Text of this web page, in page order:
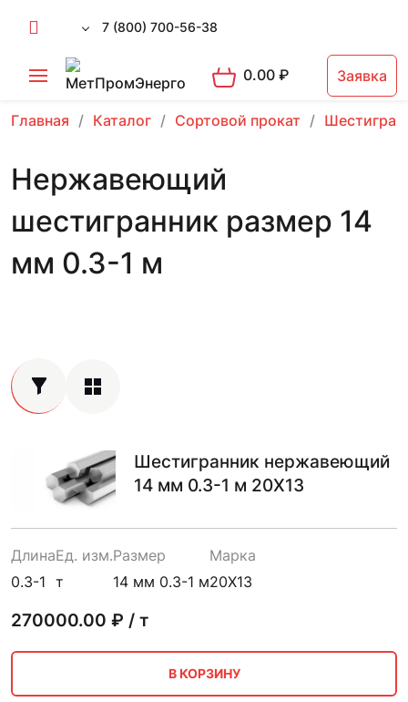
7 (800) 700-56-38
0.00₽ Заявка
Главная Каталог Сортовой прокат
Нержавеющий
шестигранник размер 14
мм 0.3-1 м
Шестигранник нержавеющий
14 мм 0.3-1 м 20Х13
Длина
0.3-1
Ед. изм.
т
Размер
14 мм 0.3-1 м
Марка
20Х13
270000.00 ₽ / т
В КОРЗИНУ